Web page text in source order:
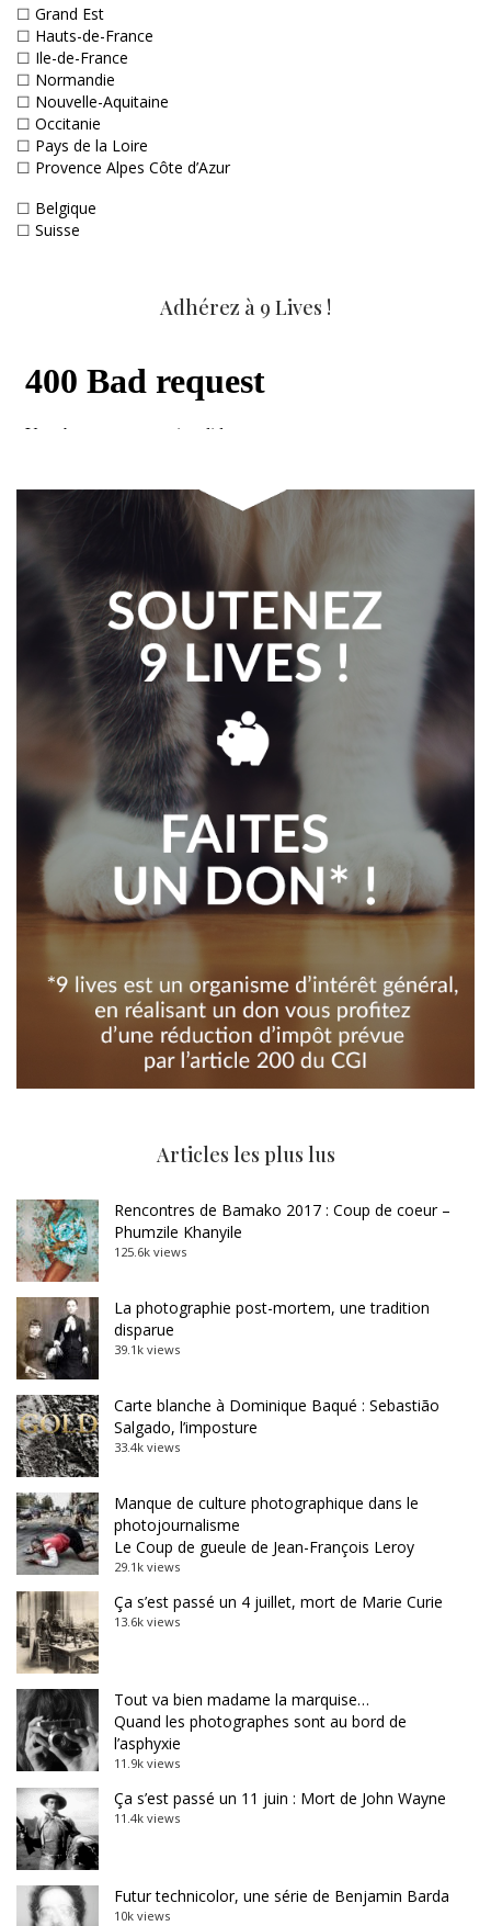
☐ Grand Est
☐ Hauts-de-France
☐ Ile-de-France
☐ Normandie
☐ Nouvelle-Aquitaine
☐ Occitanie
☐ Pays de la Loire
☐ Provence Alpes Côte d’Azur
☐ Belgique
☐ Suisse
Adhérez à 9 Lives !
Articles les plus lus
Rencontres de Bamako 2017 : Coup de coeur –
Phumzile Khanyile
125.6k views
La photographie post-mortem, une tradition
disparue
39.1k views
Carte blanche à Dominique Baqué : Sebastião
Salgado, l’imposture
33.4k views
Manque de culture photographique dans le
photojournalisme
Le Coup de gueule de Jean-François Leroy
29.1k views
Ça s’est passé un 4 juillet, mort de Marie Curie
13.6k views
Tout va bien madame la marquise…
Quand les photographes sont au bord de
l’asphyxie
11.9k views
Ça s’est passé un 11 juin : Mort de John Wayne
11.4k views
Futur technicolor, une série de Benjamin Barda
10k views